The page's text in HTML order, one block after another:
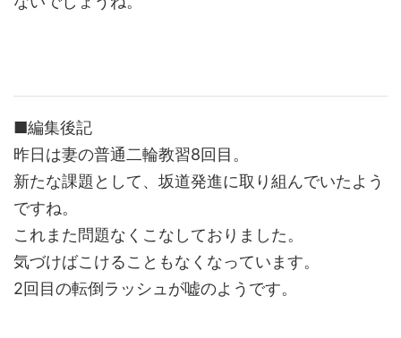
■編集後記
昨日は妻の普通二輪教習8回目。
新たな課題として、坂道発進に取り組んでいたよう
ですね。
これまた問題なくこなしておりました。
気づけばこけることもなくなっています。
2回目の転倒ラッシュが嘘のようです。